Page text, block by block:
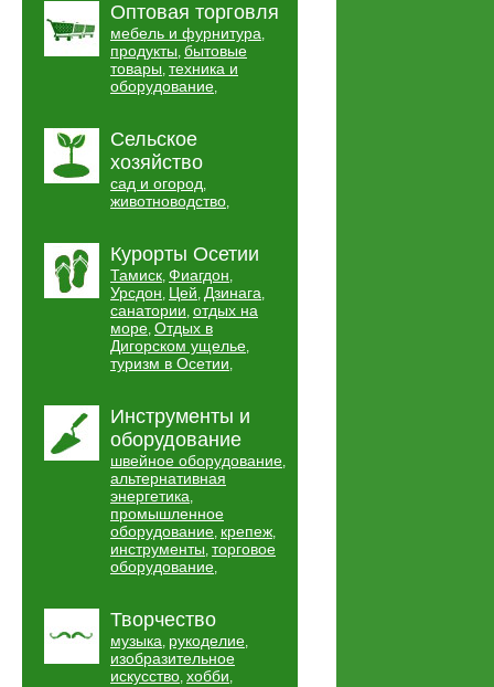
Оптовая торговля
мебель и фурнитура,
продукты, бытовые
товары, техника и
оборудование,
Сельское
хозяйство
сад и огород,
животноводство,
Курорты Осетии
Тамиск, Фиагдон,
Урсдон, Цей, Дзинага,
санатории, отдых на
море, Отдых в
Дигорском ущелье,
туризм в Осетии,
Инструменты и
оборудование
швейное оборудование,
альтернативная
энергетика,
промышленное
оборудование, крепеж,
инструменты, торговое
оборудование,
Творчество
музыка, рукоделие,
изобразительное
искусство, хобби,